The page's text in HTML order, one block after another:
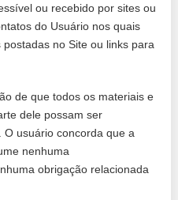
ou recebido por sites ou
do Usuário nos quais
no Site ou links para
de que todos os materiais e
dele possam ser
usuário concorda que a
nenhuma
obrigação relacionada